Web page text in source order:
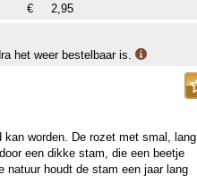
€
2,95
het weer bestelbaar is.
worden. De rozet met smal, lang,
een dikke stam, die een beetje
natuur houdt de stam een jaar lang